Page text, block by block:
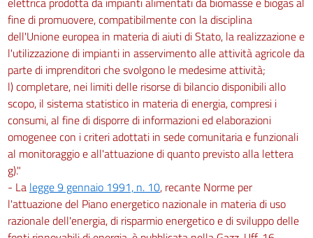
fine di promuovere, compatibilmente con la disciplina
dell'Unione europea in materia di aiuti di Stato, la realizzazione e
l'utilizzazione di impianti in asservimento alle attività agricole da
parte di imprenditori che svolgono le medesime attività;
l) completare, nei limiti delle risorse di bilancio disponibili allo
scopo, il sistema statistico in materia di energia, compresi i
consumi, al fine di disporre di informazioni ed elaborazioni
omogenee con i criteri adottati in sede comunitaria e funzionali
al monitoraggio e all'attuazione di quanto previsto alla lettera
g)."
- La legge 9 gennaio 1991, n. 10, recante Norme per
l'attuazione del Piano energetico nazionale in materia di uso
razionale dell'energia, di risparmio energetico e di sviluppo delle